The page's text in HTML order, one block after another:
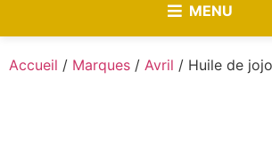
MENU
Accueil / Marques / Avril / Huile de